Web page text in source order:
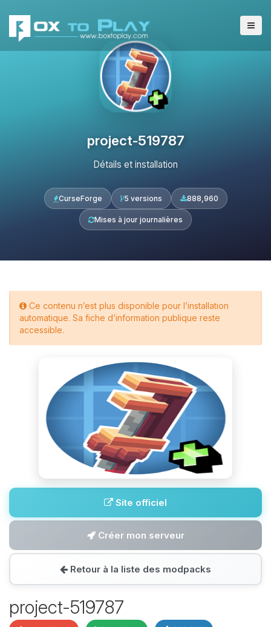
project-519787
Détails et installation
CurseForge 5 versions 888,960
Mises à jour journalières
Ce contenu n’est plus disponible pour l’installation
automatique. Sa fiche d’information publique reste
accessible.
Site officiel
Créer mon serveur
Retour à la liste des modpacks
project-519787
Youpi, enfin quelqu’un pour me
assistant BoxToPlay. Dis-moi ce dont
tu as besoin et je vais remuer mes